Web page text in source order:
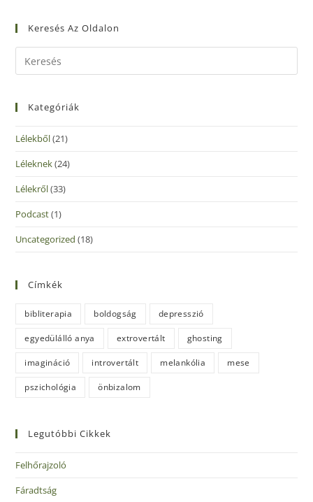
Keresés Az Oldalon
Kategóriák
Lélekből(21)
Léleknek(24)
Lélekről(33)
Podcast(1)
Uncategorized (18)
Címkék
bibliterapia boldogság depresszió
egyedülálló anya extrovertált ghosting
imagináció introvertált melankólia mese
pszichológia önbizalom
Legutóbbi Cikkek
Felhőrajzoló
Fáradtság